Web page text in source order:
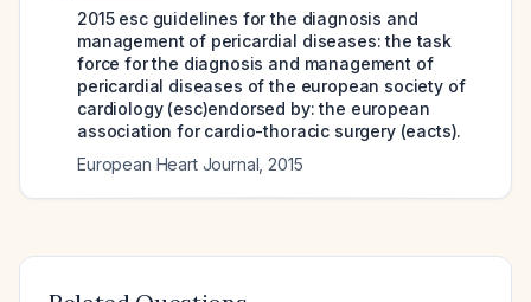
2015 esc guidelines for the diagnosis and
management of pericardial diseases: the task
force for the diagnosis and management of
pericardial diseases of the european society of
cardiology (esc)endorsed by: the european
association for cardio-thoracic surgery (eacts).
European Heart Journal 2015